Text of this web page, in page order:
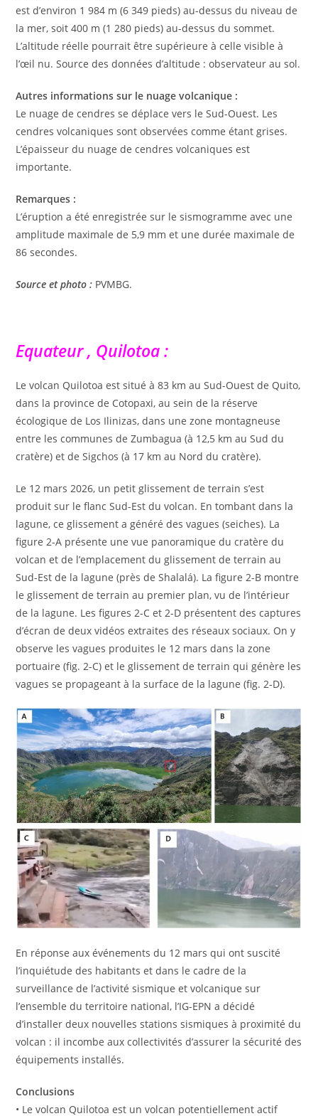
est d’environ 1 984 m (6 349 pieds) au-dessus du niveau de
la mer, soit 400 m (1 280 pieds) au-dessus du sommet.
L’altitude réelle pourrait être supérieure à celle visible à
l’œil nu. Source des données d’altitude : observateur au sol.
Autres informations sur le nuage volcanique :
Le nuage de cendres se déplace vers le Sud-Ouest. Les
cendres volcaniques sont observées comme étant grises.
L’épaisseur du nuage de cendres volcaniques est
importante.
Remarques :
L’éruption a été enregistrée sur le sismogramme avec une
amplitude maximale de 5,9 mm et une durée maximale de
86 secondes.
Source et photo : PVMBG.
Equateur , Quilotoa :
Le volcan Quilotoa est situé à 83 km au Sud-Ouest de Quito,
dans la province de Cotopaxi, au sein de la réserve
écologique de Los Ilinizas, dans une zone montagneuse
entre les communes de Zumbagua (à 12,5 km au Sud du
cratère) et de Sigchos (à 17 km au Nord du cratère).
Le 12 mars 2026, un petit glissement de terrain s’est
produit sur le flanc Sud-Est du volcan. En tombant dans la
lagune, ce glissement a généré des vagues (seiches). La
figure 2-A présente une vue panoramique du cratère du
volcan et de l’emplacement du glissement de terrain au
Sud-Est de la lagune (près de Shalalá). La figure 2-B montre
le glissement de terrain au premier plan, vu de l’intérieur
de la lagune. Les figures 2-C et 2-D présentent des captures
d’écran de deux vidéos extraites des réseaux sociaux. On y
observe les vagues produites le 12 mars dans la zone
portuaire (fig. 2-C) et le glissement de terrain qui génère les
vagues se propageant à la surface de la lagune (fig. 2-D).
En réponse aux événements du 12 mars qui ont suscité
l’inquiétude des habitants et dans le cadre de la
surveillance de l’activité sismique et volcanique sur
l’ensemble du territoire national, l’IG-EPN a décidé
d’installer deux nouvelles stations sismiques à proximité du
volcan : il incombe aux collectivités d’assurer la sécurité des
équipements installés.
Conclusions
• Le volcan Quilotoa est un volcan potentiellement actif